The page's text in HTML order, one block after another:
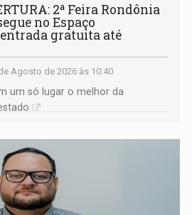
2ª Feira Rondônia
no Espaço
gratuita até
Agosto de 2026 às 10:40
um só lugar o melhor da